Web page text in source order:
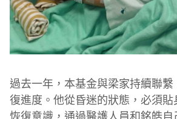
過去一年，本基金與梁家持續聯
復進度。他從昏迷的狀態，必須
恢復意識，通過醫護人員和銘皓